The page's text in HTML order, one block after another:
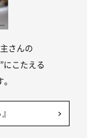
さん／X（旧Twitter）
制作したものです。
場合があります。
さんの
にこたえる